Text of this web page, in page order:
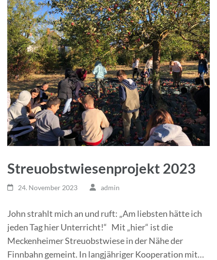
Streuobstwiesenprojekt 2023
24. November 2023 admin
John strahlt mich an und ruft: „Am liebsten hätte ich
jeden Tag hier Unterricht!“ Mit „hier“ ist die
Meckenheimer Streuobstwiese in der Nähe der
Finnbahn gemeint. In langjähriger Kooperation mit…